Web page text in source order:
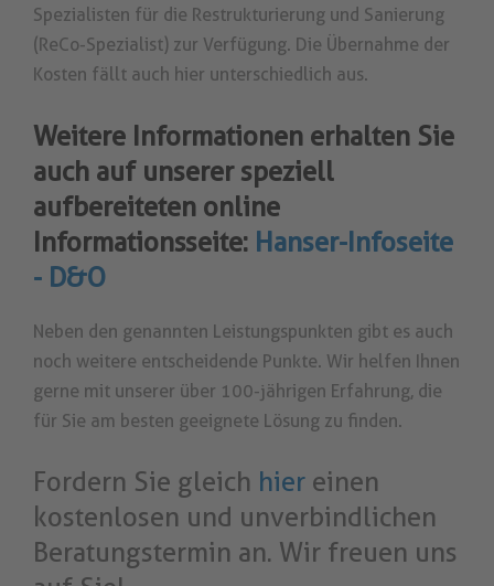
Spezialisten für die Restrukturierung und Sanierung
(ReCo-Spezialist) zur Verfügung. Die Übernahme der
Kosten fällt auch hier unterschiedlich aus.
Weitere Informationen erhalten Sie
auch auf unserer speziell
aufbereiteten online
Informationsseite: Hanser-Infoseite
- D&O
Neben den genannten Leistungspunkten gibt es auch
noch weitere entscheidende Punkte. Wir helfen Ihnen
gerne mit unserer über 100-jährigen Erfahrung, die
für Sie am besten geeignete Lösung zu finden.
Fordern Sie gleich hier einen
kostenlosen und unverbindlichen
Beratungstermin an. Wir freuen uns